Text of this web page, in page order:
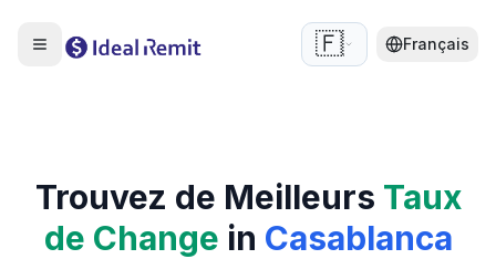
🇫🇷 Français
Trouvez de Meilleurs Taux
de Change in Casablanca